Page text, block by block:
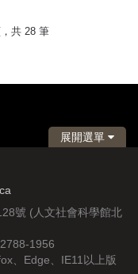
共 28 筆
展開選單
號 (人文社會科學館北
1956
、Edge、IE11以上版